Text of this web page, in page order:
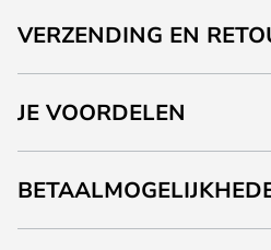
VERZENDING EN
JE VOORDELEN